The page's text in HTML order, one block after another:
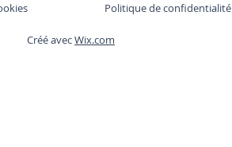
Politique de confidentialité
Créé avecWix.com